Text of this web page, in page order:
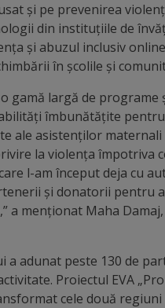
și pe prevenirea
din instituțiile de
și abuzul inclusiv
în școlile și
gamă largă de
îmbunătățite
ale asistenților
la violența împotriva
l-am început deja cu
și donatorii pentru
a menționat Maha
a adunat peste 130 de
Proiectul EVA
cele două